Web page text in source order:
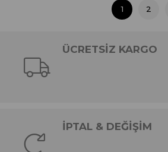
1 2
ÜCRETSİZ KARGO
İPTAL & DEĞİŞİM